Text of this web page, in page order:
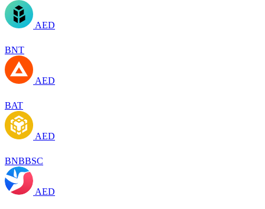
AED
BNT
AED
BAT
AED
BNBBSC
AED